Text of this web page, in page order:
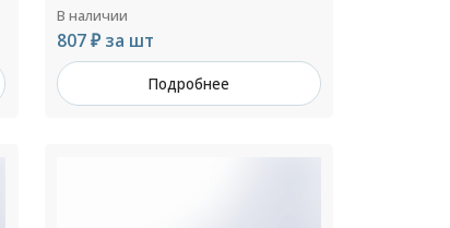
В наличии
807 ₽ за шт
Подробнее